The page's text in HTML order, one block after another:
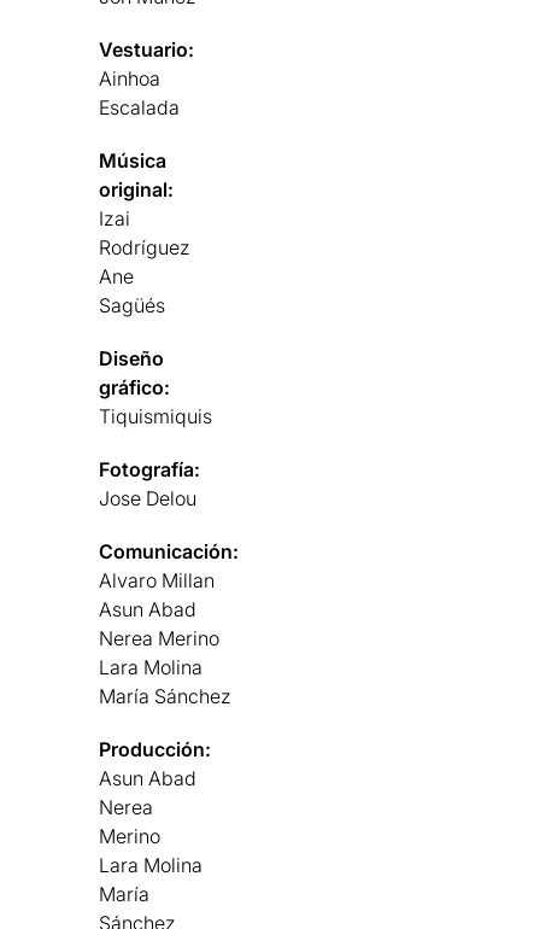
Vestuario:
Ainhoa
Escalada
Música
original:
Izai
Rodríguez
Ane
Sagüés
Diseño
gráfico:
Tiquismiquis
Fotografía:
Jose Delou
Comunicación:
Alvaro Millan
Asun Abad
Nerea Merino
Lara Molina
María Sánchez
Producción:
Asun Abad
Nerea
Merino
Lara Molina
María
Sánchez